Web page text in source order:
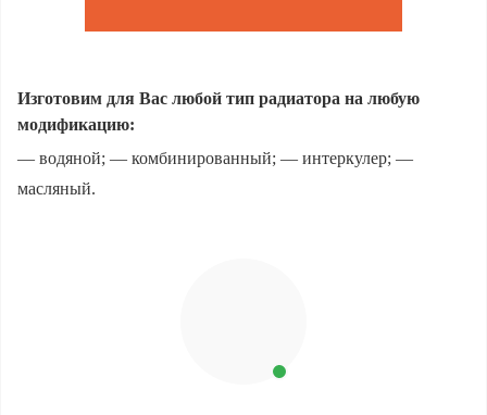
Изготовим для Вас любой тип радиатора на любую
модификацию:
— водяной; — комбинированный; — интеркулер; —
масляный.